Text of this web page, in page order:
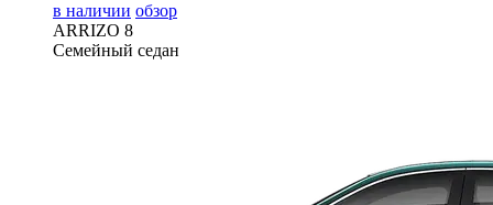
в наличии обзор
ARRIZO 8
Семейный седан